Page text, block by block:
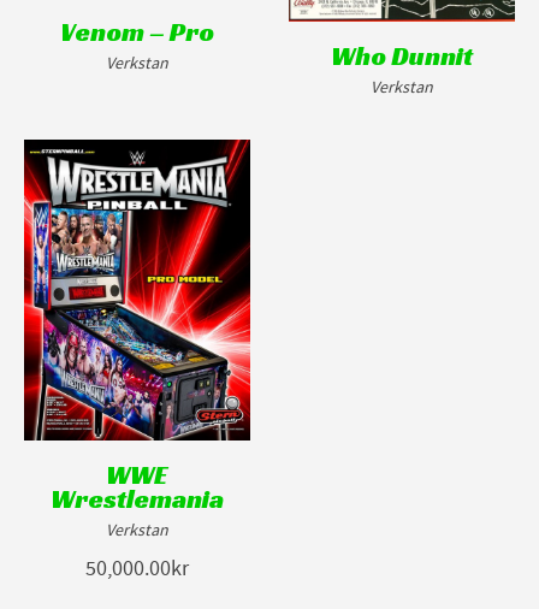
Venom – Pro
Verkstan Who Dunnit
Verkstan
WWE
Wrestlemania
Verkstan
50,000.00kr